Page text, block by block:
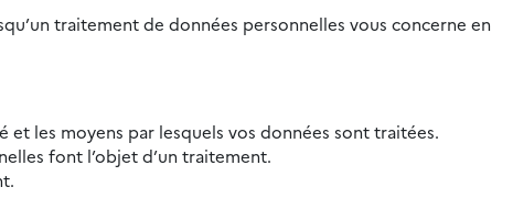
traitement de données personnelles vous concerne en
et les moyens par lesquels vos données sont traitées.
font l’objet d’un traitement.